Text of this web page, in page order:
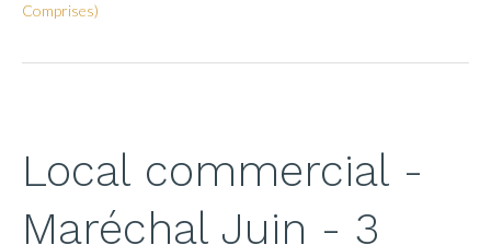
Comprises)
Local commercial -
Maréchal Juin - 3